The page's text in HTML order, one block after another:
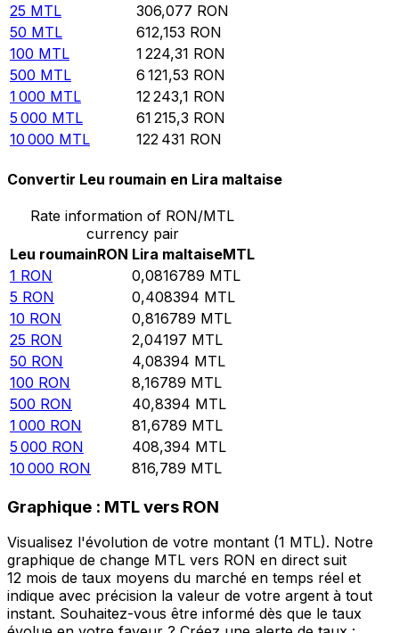
25 MTL 306,077 RON
50 MTL 612,153 RON
100 MTL 1 224,31 RON
500 MTL 6 121,53 RON
1 000 MTL 12 243,1 RON
5 000 MTL 61 215,3 RON
10 000 MTL 122 431 RON
Convertir Leu roumain en Lira maltaise
Rate information of RON/MTL
currency pair
Leu roumainRON Lira maltaiseMTL
1 RON 0,0816789 MTL
5 RON 0,408394 MTL
10 RON 0,816789 MTL
25 RON 2,04197 MTL
50 RON 4,08394 MTL
100 RON 8,16789 MTL
500 RON 40,8394 MTL
1 000 RON 81,6789 MTL
5 000 RON 408,394 MTL
10 000 RON 816,789 MTL
Graphique : MTL vers RON
Visualisez l'évolution de votre montant (1 MTL). Notre
graphique de change MTL vers RON en direct suit
12 mois de taux moyens du marché en temps réel et
indique avec précision la valeur de votre argent à tout
instant. Souhaitez-vous être informé dès que le taux